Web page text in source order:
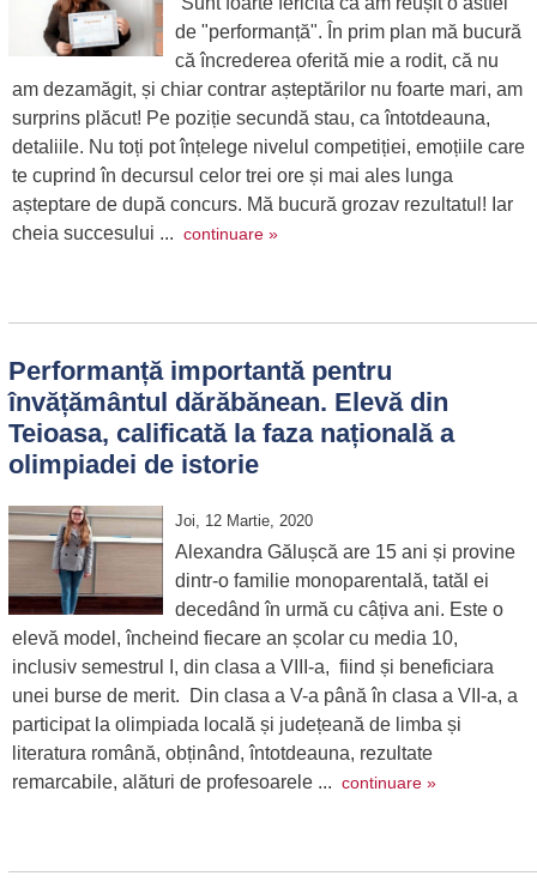
de "performanță". În prim plan mă bucură
că încrederea oferită mie a rodit, că nu
am dezamăgit, și chiar contrar așteptărilor nu foarte mari, am
surprins plăcut! Pe poziție secundă stau, ca întotdeauna,
detaliile. Nu toți pot înțelege nivelul competiției, emoțiile care
te cuprind în decursul celor trei ore și mai ales lunga
așteptare de după concurs. Mă bucură grozav rezultatul! Iar
cheia succesului ... continuare »
Performanță importantă pentru
învățământul dărăbănean. Elevă din
Teioasa, calificată la faza națională a
olimpiadei de istorie
Joi, 12 Martie, 2020
Alexandra Gălușcă are 15 ani și provine
dintr-o familie monoparentală, tatăl ei
decedând în urmă cu câțiva ani. Este o
elevă model, încheind fiecare an școlar cu media 10,
inclusiv semestrul I, din clasa a VIII-a, fiind și beneficiara
unei burse de merit. Din clasa a V-a până în clasa a VII-a, a
participat la olimpiada locală și județeană de limba și
literatura română, obținând, întotdeauna, rezultate
remarcabile, alături de profesoarele ... continuare »